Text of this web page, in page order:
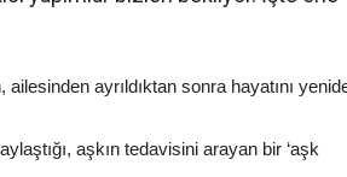
ayrıldıktan sonra hayatını
aşkın tedavisini arayan bir ‘aşk